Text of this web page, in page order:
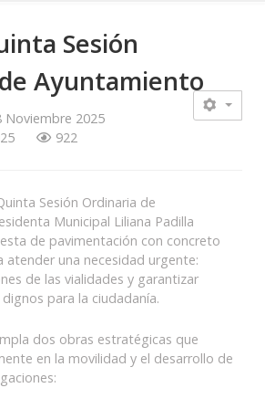
Sesión
Ayuntamiento
Noviembre 2025
922
Sesión Ordinaria de
Municipal Liliana Padilla
de pavimentación con concreto
atender una necesidad urgente:
de las vialidades y garantizar
para la ciudadanía.
dos obras estratégicas que
en la movilidad y el desarrollo de